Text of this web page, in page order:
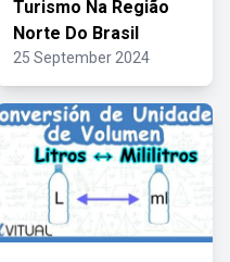
Turismo Na Região
Norte Do Brasil
25 September 2024